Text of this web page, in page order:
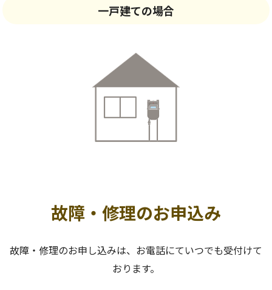
一戸建ての場合
故障・修理のお申込み
故障・修理のお申し込みは、お電話にていつでも受付けて
おります。